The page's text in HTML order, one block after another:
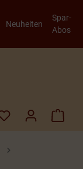
Neuheiten
Spar-
Abos